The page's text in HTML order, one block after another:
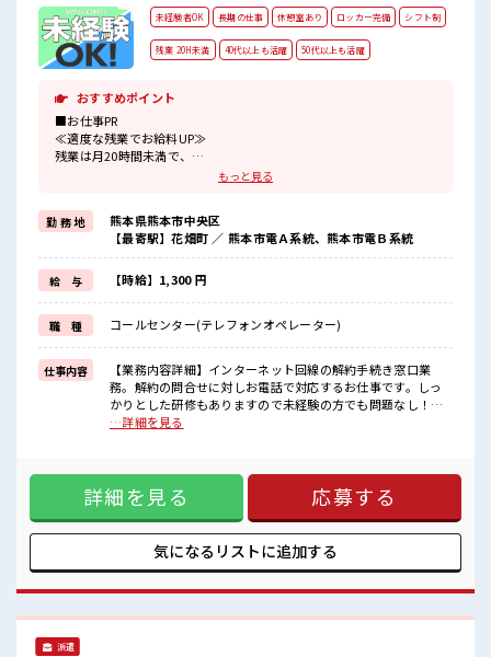
未経験者OK 長期の仕事 休憩室あり ロッカー完備 シフト制
残業 20H未満 40代以上も活躍 50代以上も活躍
おすすめポイント
■お仕事PR
≪適度な残業でお給料UP≫
残業は月20時間未満で、
新しいことにチャレンジするのは不安だけど、
しっかり働く環境が整っています！
イチからスキルUP・ステップUP目指していきましょう！
≪自分に向いている仕事が探せる≫
困った事などがあれば、
担当がしっかりサポートします！
■職場の雰囲気
仕事の合間の息抜きは休憩室で♪
職場にはロッカー完備！
私物の置きすぎには注意が必要ですね★
ホドよく残業があるのでホドよく働きたい方にオススメ！
もっと見る
勤 務 地
熊本県熊本市中央区
【最寄駅】花畑町 ／ 熊本市電Ａ系統、熊本市電Ｂ系統
給 与 【時給】1,300 円
職 種 コールセンター(テレフォンオペレーター)
仕事内容
【業務内容詳細】インターネット回線の解約手続き窓口業
務。解約の問合せに対しお電話で対応するお仕事です。しっ
かりとした研修もありますので未経験の方でも問題なし！
【取扱製品情報】コールセンター ■お仕事PR ≪適度な残業で
ど、 しっかり働く環境が整っています！ イチからスキルUP・
ステップUP目指していきましょう！ ≪自分に向いている仕事
が探せる≫ 困った事などがあれば、 担当がしっかりサポート
します！ ■職場の雰囲気 仕事の合間の息抜きは休憩室で♪ 職
場にはロッカー完備！ 私物の置きすぎには注意が必要ですね
★ ホドよく残業があるのでホドよく働きたい方にオススメ！
…詳細を見る
詳細を見る 応募する
気になるリストに追加する
派遣